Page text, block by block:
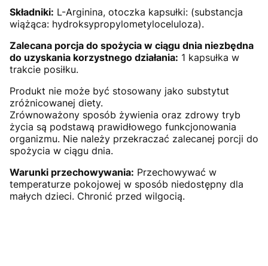
Składniki: L-Arginina, otoczka kapsułki: (substancja
wiążąca: hydroksypropylometyloceluloza).
Zalecana porcja do spożycia w ciągu dnia niezbędna
do uzyskania korzystnego działania: 1 kapsułka w
trakcie posiłku.
Produkt nie może być stosowany jako substytut
zróżnicowanej diety.
Zrównoważony sposób żywienia oraz zdrowy tryb
życia są podstawą prawidłowego funkcjonowania
organizmu. Nie należy przekraczać zalecanej porcji do
spożycia w ciągu dnia.
Warunki przechowywania: Przechowywać w
temperaturze pokojowej w sposób niedostępny dla
małych dzieci. Chronić przed wilgocią.